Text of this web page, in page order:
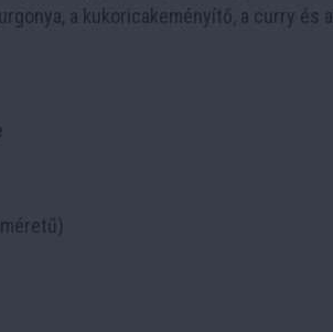
a kukoricakeményítő, a curry